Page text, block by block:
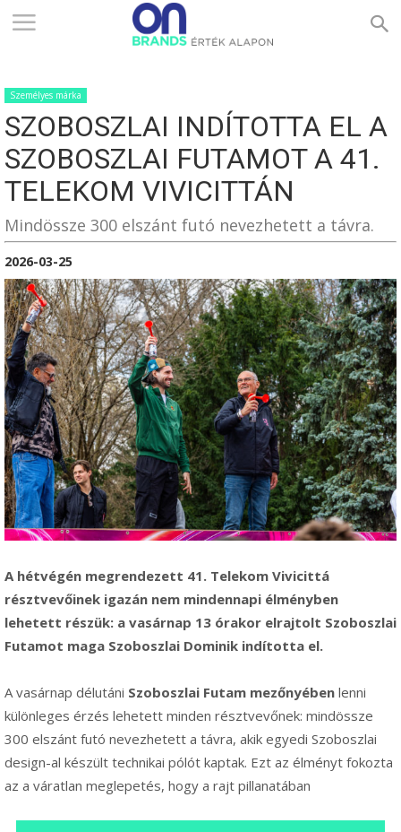
ONBRANDS
–
ÉRTÉK
Személyes márka
SZOBOSZLAI INDÍTOTTA EL A
SZOBOSZLAI FUTAMOT A 41.
TELEKOM VIVICITTÁN
Mindössze 300 elszánt futó nevezhetett a távra.
2026-03-25
A hétvégén megrendezett 41. Telekom Vivicittá
résztvevőinek igazán nem mindennapi élményben
lehetett részük: a vasárnap 13 órakor elrajtolt Szoboszlai
Futamot maga Szoboszlai Dominik indította el.
A vasárnap délutáni Szoboszlai Futam mezőnyében lenni
különleges érzés lehetett minden résztvevőnek: mindössze
300 elszánt futó nevezhetett a távra, akik egyedi Szoboszlai
design-al készült technikai pólót kaptak. Ezt az élményt fokozta
az a váratlan meglepetés, hogy a rajt pillanatában